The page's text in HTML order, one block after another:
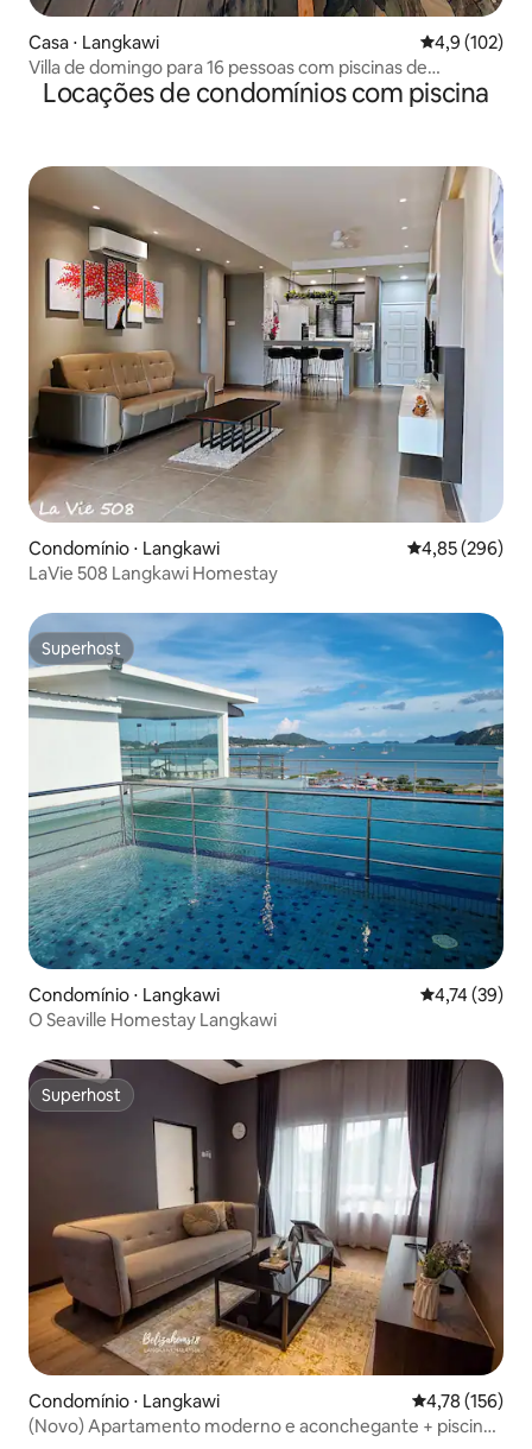
Casa ⋅ Langkawi 4,9 de uma
4,9 (102)
Villa de domingo para 16 pessoas com piscinas de
hidromassagem e karaokê
Locações de condomínios com piscina
Condomínio ⋅ Langkawi 4,85 de uma
4,85 (296)
LaVie 508 Langkawi Homestay
Superhost
Superhost
Condomínio ⋅ Langkawi 4,74 de uma
4,74 (39)
O Seaville Homestay Langkawi
Superhost
Superhost
Condomínio ⋅ Langkawi 4,78 de uma
4,78 (156)
(Novo) Apartamento moderno e aconchegante + piscina